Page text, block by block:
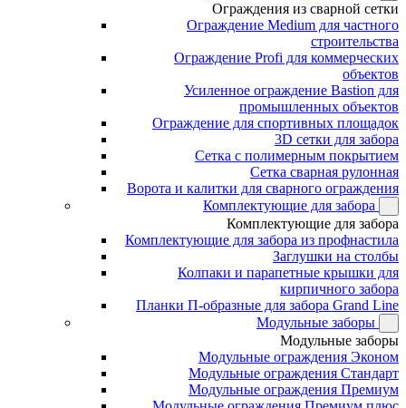
Ограждения из сварной сетки
Ограждение Medium для частного
строительства
Ограждение Profi для коммерческих
объектов
Усиленное ограждение Bastion для
промышленных объектов
Ограждение для спортивных площадок
3D сетки для забора
Сетка с полимерным покрытием
Сетка сварная рулонная
Ворота и калитки для сварного ограждения
Комплектующие для забора
Комплектующие для забора
Комплектующие для забора из профнастила
Заглушки на столбы
Колпаки и парапетные крышки для
кирпичного забора
Планки П-образные для забора Grand Line
Модульные заборы
Модульные заборы
Модульные ограждения Эконом
Модульные ограждения Стандарт
Модульные ограждения Премиум